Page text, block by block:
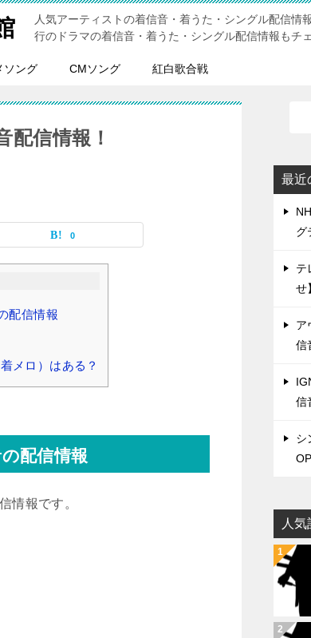
人気アーティストの着信音・着うた・シングル配信情
行のドラマの着信音・着うた・シングル配信情報もチ
ソング CMソング 紅白歌合戦
信情報！
0
配信情報
メロ）はある？
配信情報
情報です。
最近
グ
テ
せ
ア
信
信
シ
人